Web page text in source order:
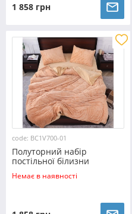
1 858 грн
code: BC1V700-01
Полуторний набір
постільної білизни
160*200 із Плюш Велюру
№700-01 Черешенка™
Немає в наявності